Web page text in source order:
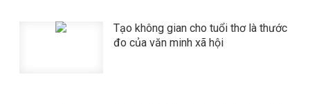
Tạo không gian cho tuổi thơ là thước
đo của văn minh xã hội